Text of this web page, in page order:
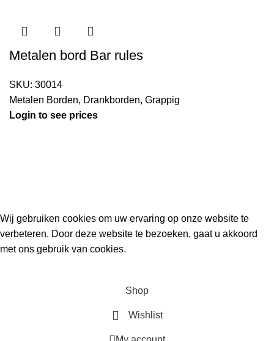
Metalen bord Bar rules
SKU: 30014
Metalen Borden, Drankborden, Grappig
Login to see prices
Wij gebruiken cookies om uw ervaring op onze website te
verbeteren. Door deze website te bezoeken, gaat u akkoord
met ons gebruik van cookies.
Shop
Wishlist